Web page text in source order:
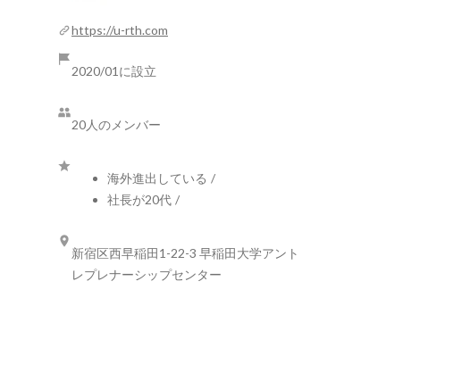
https://u-rth.com
2020/01に設立
20人のメンバー
海外進出している /
社長が20代 /
新宿区西早稲田1-22-3 早稲田大学アント
レプレナーシップセンター